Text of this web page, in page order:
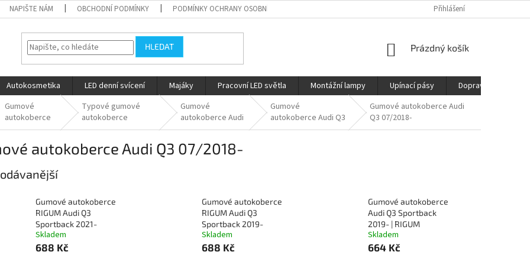
NAPIŠTE NÁM OBCHODNÍ PODMÍNKY PODMÍNKY OCHRANY OSOBNÍCH ÚDAJŮ DOPRAVAPřihlášení
HLEDAT
NÁKUPNÍ
Prázdný košík
Autokosmetika LED denní svícení Majáky Pracovní LED světla Montážní lampy Upínací pásy Doprava
Gumové
autokoberce
Typové gumové
autokoberce
Gumové
autokoberce Audi
Gumové
autokoberce Audi Q3
Gumové autokoberce Audi
Q3 07/2018-
autokoberce Audi Q3 07/2018-
Gumové autokoberce
RIGUM Audi Q3
Sportback 2021-
Skladem
688 Kč
Gumové autokoberce
RIGUM Audi Q3
Sportback 2019-
Skladem
688 Kč
Gumové autokoberce
Audi Q3 Sportback
2019- | RIGUM
Skladem
664 Kč